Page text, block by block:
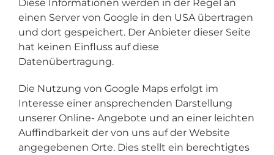
Diese Informationen werden in der Regel an
einen Server von Google in den USA übertragen
und dort gespeichert. Der Anbieter dieser Seite
hat keinen Einfluss auf diese
Datenübertragung.
Die Nutzung von Google Maps erfolgt im
Interesse einer ansprechenden Darstellung
unserer Online- Angebote und an einer leichten
Auffindbarkeit der von uns auf der Website
angegebenen Orte. Dies stellt ein berechtigtes